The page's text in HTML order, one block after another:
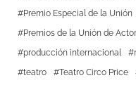
Premio Especial de la Unión
Premios de la Unión de
producción internacional
teatro
Teatro Circo Price